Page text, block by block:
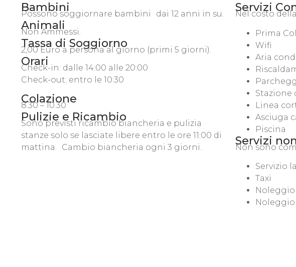
Bambini
Possono soggiornare bambini dai 12 anni in su.
Animali
Non Ammessi.
Tassa di Soggiorno
2,00 Euro a persona al giorno (primi 5 giorni).
Orari
Check-in: dalle 14:00 alle 20:00
Check-out: entro le 10:30
Colazione
8.30 – 10.30
Pulizie e Ricambio
Sono previsti ricambio biancheria e pulizia
stanze solo se lasciate libere entro le ore 11:00 di
mattina. Cambio biancheria ogni 3 giorni.
Servizi
Nel costo
Prima
Wifi
Aria
Stazione
Linea
Asciuga
Piscina
Servizi
Non sono
Servizio
Taxi
Noleggio